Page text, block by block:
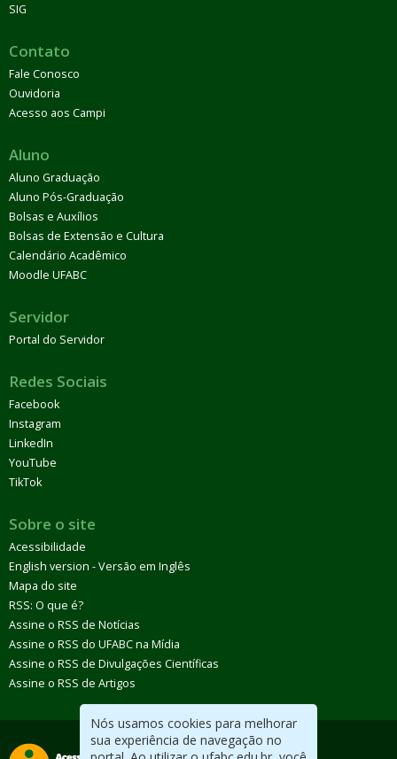
Nós usamos cookies para melhorar
sua experiência de navegação no
SIG
Contato
Fale Conosco
Ouvidoria
Acesso aos Campi
Aluno
Aluno Graduação
Aluno Pós-Graduação
Bolsas e Auxílios
Bolsas de Extensão e Cultura
Calendário Acadêmico
Moodle UFABC
Servidor
Portal do Servidor
Redes Sociais
Facebook
Instagram
LinkedIn
YouTube
TikTok
Sobre o site
Acessibilidade
English version - Versão em Inglês
Mapa do site
RSS: O que é?
Assine o RSS de Notícias
Assine o RSS do UFABC na Mídia
Assine o RSS de Divulgações Científicas
Assine o RSS de Artigos